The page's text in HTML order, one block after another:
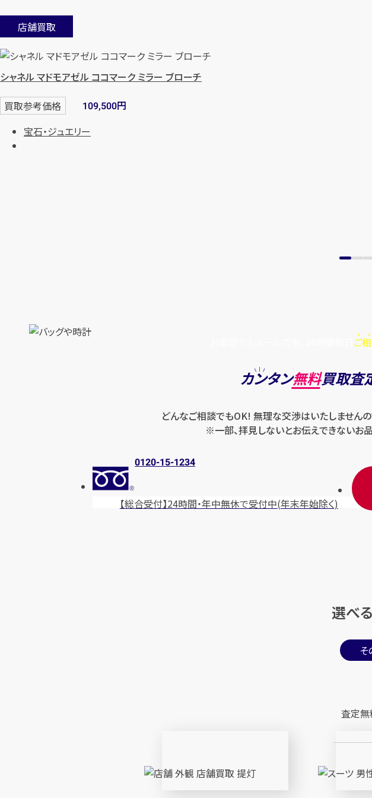
店舗買取
シャネル マドモアゼル ココマーク ミラー ブローチ
買取参考価格 109,500円
宝石・ジュエリー
ご
カンタン無料買取査
どんなご相談でもOK! 無理な交渉はいたしませんの
※一部、拝見しないとお伝えできないお
0120-15-1234
【総合受付】24時間・年中無休で受付中(年末年始除く)
選べる
そ
査定